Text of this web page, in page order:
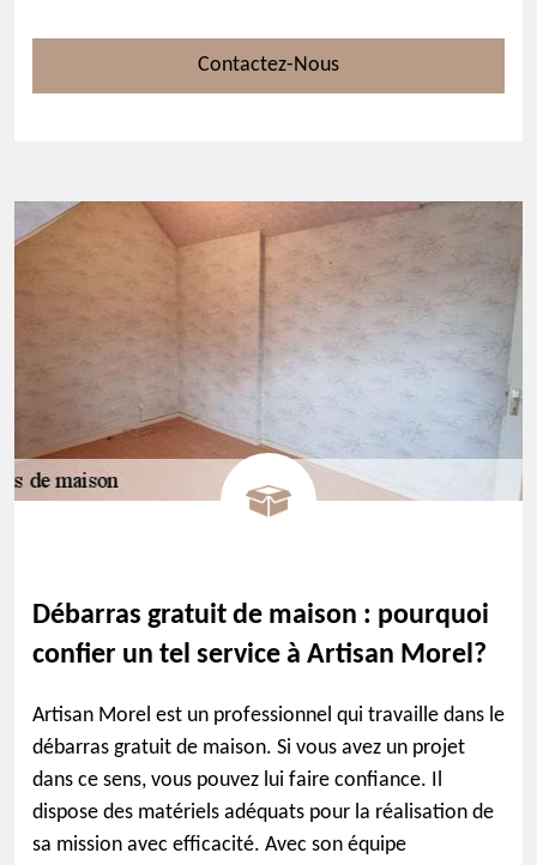
Contactez-Nous
Débarras gratuit de maison : pourquoi
confier un tel service à Artisan Morel?
Artisan Morel est un professionnel qui travaille dans le
débarras gratuit de maison. Si vous avez un projet
dans ce sens, vous pouvez lui faire confiance. Il
dispose des matériels adéquats pour la réalisation de
sa mission avec efficacité. Avec son équipe